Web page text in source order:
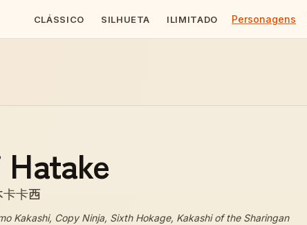
CLÁSSICO SILHUETA ILIMITADO Personagens
Hatake
卡卡西
Kakashi, Copy Ninja, Sixth Hokage, Kakashi of the Sharingan